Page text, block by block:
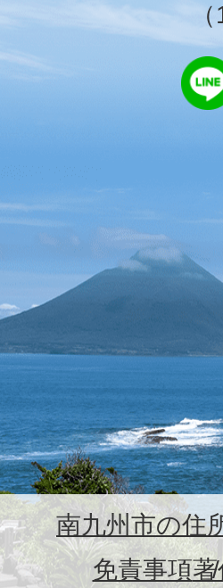
南九州市の住
免責事項著